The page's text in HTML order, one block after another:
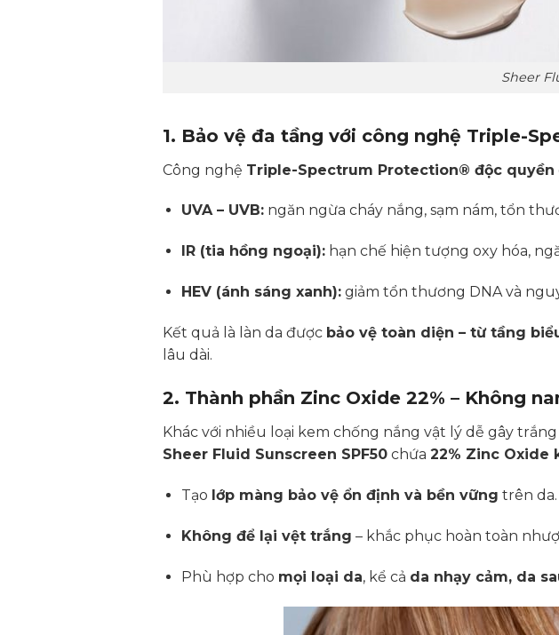
Sheer
1. Bảo vệ đa tầng với công nghệ Triple-
Công nghệ Triple-Spectrum Protection® độc quyền
UVA – UVB:ngăn ngừa cháy nắng, sạm nám, tổn
IR (tia hồng ngoại):hạn chế hiện tượng oxy hóa,
HEV (ánh sáng xanh):giảm tổn thương DNA và
Kết quả là làn da được bảo vệ toàn diện – từ tầng
lâu dài.
2. Thành phần Zinc Oxide 22% – Không
Khác với nhiều loại kem chống nắng vật lý dễ gây
Sheer Fluid Sunscreen SPF50chứa 22% Zinc Oxide
Tạo lớp màng bảo vệ ổn định và bền vững trên da.
Không để lại vệt trắng – khắc phục hoàn toàn
Phù hợp cho mọi loại da, kể cả da nhạy cảm, da